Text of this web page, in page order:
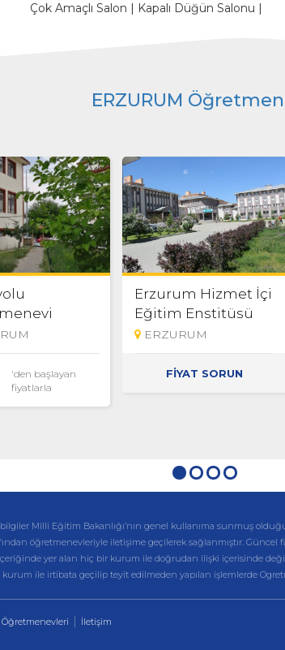
Çok Amaçlı Salon | Kapalı Düğün Salonu |
ERZURUM
'den başlayan
fiyatlarla
Erzurum Hizmet İçi
Eğitim Enstitüsü
ERZURUM
FİYAT SORUN
Milli Eğitim Bakanlığı’nın genel kullanıma sunmuş
öğretmenevleriyle iletişime geçilerek sağlanmıştır.
yer alan hiç bir kurum ile doğrudan ilişki içerisinde
ile irtibata geçilip teyit edilmeden yapılan işlemlerde
İletişim